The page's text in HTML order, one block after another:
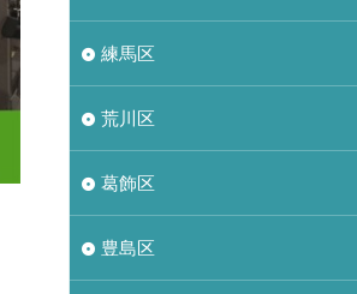
練馬区
荒川区
葛飾区
豊島区